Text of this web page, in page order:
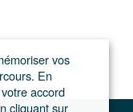
vos
En
accord
cliquant sur